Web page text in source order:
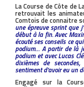
La Course de Côte de
retrouvait les
Comtois de connaitre
une épreuve sprint que
début à la fin. Avec
écouté ses conseils ce
podium… A partir de là
podium et avec Lucas
dixièmes de
sentiment d’avoir eu un
Engagé sur la